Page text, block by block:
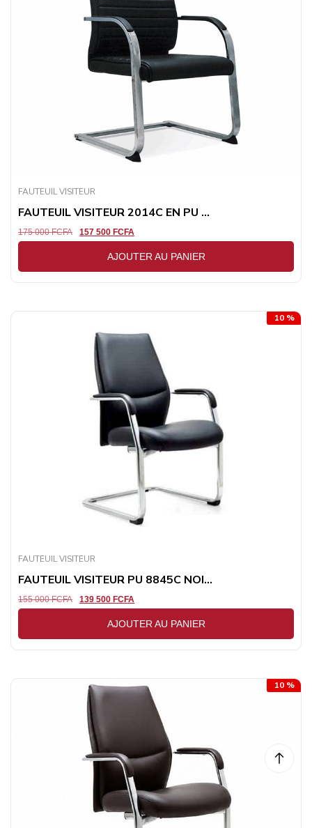
FAUTEUIL VISITEUR
FAUTEUIL VISITEUR 2014C EN PU ...
175 000FCFA 157 500 FCFA
AJOUTER AU PANIER
10 %
FAUTEUIL VISITEUR
FAUTEUIL VISITEUR PU 8845C NOI...
155 000FCFA 139 500 FCFA
AJOUTER AU PANIER
10 %